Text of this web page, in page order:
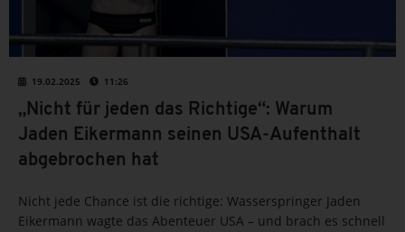
19.02.2025 11:26
„Nicht für jeden das Richtige“: Warum
Jaden Eikermann seinen USA-Aufenthalt
abgebrochen hat
Nicht jede Chance ist die richtige: Wasserspringer Jaden
Eikermann wagte das Abenteuer USA – und brach es schnell